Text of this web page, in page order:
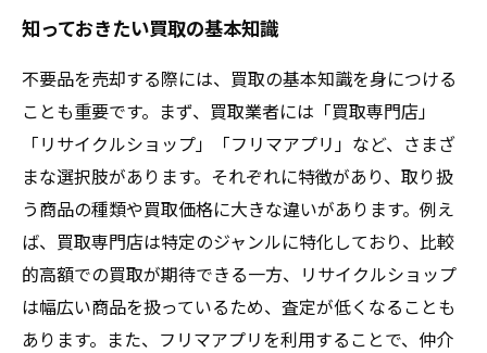
知っておきたい買取の基本知識
不要品を売却する際には、買取の基本知識を身につける
ことも重要です。まず、買取業者には「買取専門店」
「リサイクルショップ」「フリマアプリ」など、さまざ
まな選択肢があります。それぞれに特徴があり、取り扱
う商品の種類や買取価格に大きな違いがあります。例え
ば、買取専門店は特定のジャンルに特化しており、比較
的高額での買取が期待できる一方、リサイクルショップ
は幅広い商品を扱っているため、査定が低くなることも
あります。また、フリマアプリを利用することで、仲介